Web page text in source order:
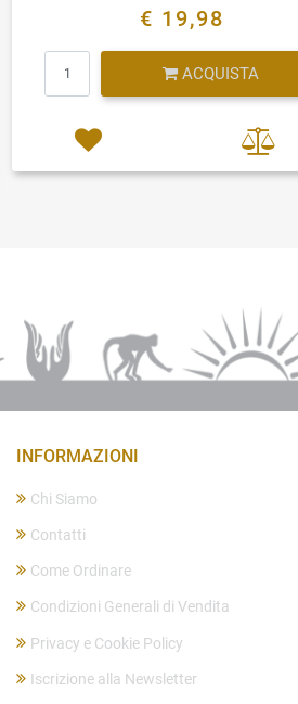
€ 19,98
ACQUISTA
INFORMAZIONI
Chi Siamo
Contatti
Come Ordinare
Condizioni Generali di Vendita
Privacy e Cookie Policy
Iscrizione alla Newsletter